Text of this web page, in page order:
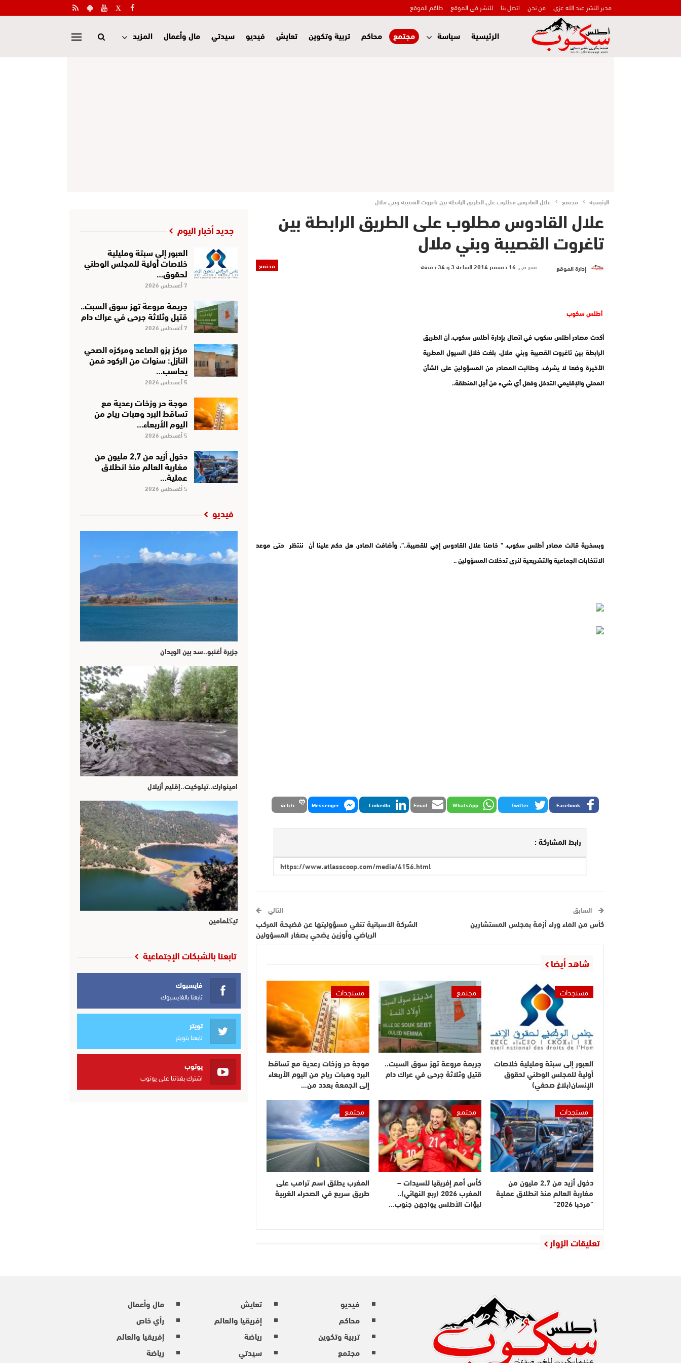
مدير النشر عبد الله عزي من نحن اتصل بنا للنشر في الموقع طاقم الموقع
الرئيسية سياسة مجتمع محاكم تربية وتكوين تعايش فيديو سيدتي مال وأعمال المزيد
الرئيسية مجتمع علال القادوس مطلوب على الطريق الرابطة بين تاغروت القصيبة وبني ملال
علال القادوس مطلوب على الطريق الرابطة بين
تاغروت القصيبة وبني ملال
مجتمع إدارة الموقع نشر في 16 ديسمبر 2014 الساعة 3 و 34 دقيقة
أطلس سكوب
أكدت مصادر أطلس سكوب في اتصال بإدارة أطلس سكوب، أن الطريق
الرابطة بين تاغروت القصيبة وبني ملال، بلغت خلال السيول المطرية
الأخيرة وضعا لا يشرف، وطالبت المصادر من المسؤولين على الشأن
المحلي والإقليمي التدخل وفعل أي شيء من أجل المنطقة..
وبسخرية قالت مصادر أطلس سكوب، ” خاصنا علال القادوس إجي للقصيبة..”، وأضافت الصادر، هل حكم علينا أن ننتظر حتى موعد
الانتخابات الجماعية والتشريعية لنرى تدخلات المسؤولين ..
Facebook
Twitter
WhatsApp
Email
LinkedIn
Messenger طباعة
رابط المشاركة :
السابق
كأس من الماء وراء أزمة بمجلس المستشارين
التالي
الشركة الاسبانية تنفي مسؤوليتها عن فضيحة المركب
الرياضي وأوزين يضحي بصغار المسؤولين
شاهد أيضا
مستجدات
العبور إلى سبتة ومليلية خلاصات
أولية للمجلس الوطني لحقوق
الإنسان(بلاغ صحفي)
مجتمع
جريمة مروعة تهز سوق السبت..
قتيل وثلاثة جرحى في عراك دام
مستجدات
موجة حر وزخات رعدية مع تساقط
البرد وهبات رياح من اليوم الأربعاء
إلى الجمعة بعدد من…
مستجدات
دخول أزيد من 2,7 مليون من
مغاربة العالم منذ انطلاق عملية
“مرحبا 2026”
مجتمع
كأس أمم إفريقيا للسيدات –
المغرب 2026 (ربع النهائي)..
لبؤات الأطلس يواجهن جنوب…
مجتمع
المغرب يطلق اسم ترامب على
طريق سريع في الصحراء الغربية
تعليقات الزوار
جديد أخبار اليوم
العبور إلى سبتة ومليلية
خلاصات أولية للمجلس الوطني
لحقوق…
7 أغسطس 2026
جريمة مروعة تهز سوق السبت..
قتيل وثلاثة جرحى في عراك دام
7 أغسطس 2026
مركز بزو الصاعد ومركزه الصحي
النازل: سنوات من الركود فمن
يحاسب…
5 أغسطس 2026
موجة حر وزخات رعدية مع
تساقط البرد وهبات رياح من
اليوم الأربعاء…
5 أغسطس 2026
دخول أزيد من 2,7 مليون من
مغاربة العالم منذ انطلاق
عملية…
5 أغسطس 2026
فيديو
جزيرة أغنبو..سد بين الويدان
امينوارك..تيلوكيت..إقليم أزيلال
تيڭلمامين
تابعنا بالشبكات الإجتماعية
فايسبوك
تابعنا بالفايسبوك
تويتر
تابعنا بتويتر
يوتوب
اشترك بقناتنا على يوتوب
فيديو
محاكم
تربية وتكوين
مجتمع
تعايش
إفريقيا والعالم
رياضة
سيدتي
مال وأعمال
رأي خاص
إفريقيا والعالم
رياضة